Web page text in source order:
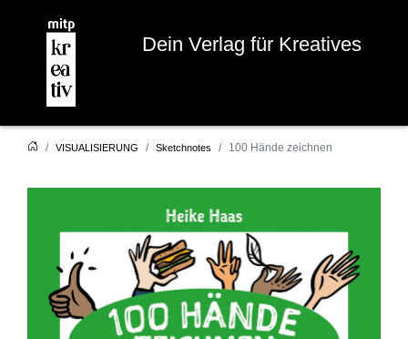
Dein Verlag für Kreatives
VISUALISIERUNG Sketchnotes 100 Hände zeichnen